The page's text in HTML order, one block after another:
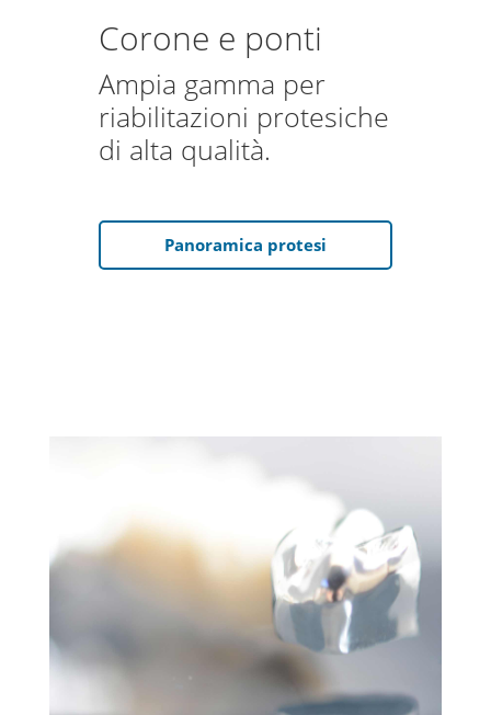
Corone e ponti
Ampia gamma per
riabilitazioni protesiche
di alta qualità.
Panoramica protesi